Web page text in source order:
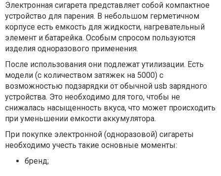
Электронная сигарета представляет собой компактное
устройство для парения. В небольшом герметичном
корпусе есть емкость для жидкости, нагревательный
элемент и батарейка. Особым спросом пользуются
изделия одноразового применения.
После использования они подлежат утилизации. Есть
модели (с количеством затяжек на 5000) с
возможностью подзарядки от обычной usb зарядного
устройства. Это необходимо для того, чтобы не
снижалась насыщенность вкуса, что может происходить
при уменьшении емкости аккумулятора.
При покупке электронной (одноразовой) сигареты
необходимо учесть такие основные моменты:
бренд;